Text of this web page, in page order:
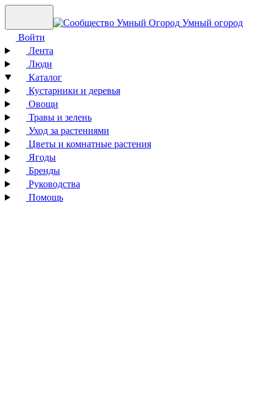
Умный огород
Войти
Лента
Люди
Каталог
Кустарники и деревья
Овощи
Травы и зелень
Уход за растениями
Цветы и комнатные растения
Ягоды
Бренды
Руководства
Помощь